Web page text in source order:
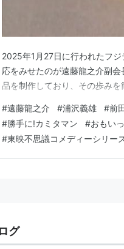
::サッカー選手
2025年1月27日に行われたフ
応をみせたのが遠藤龍之介副
品を制作しており、その歩みを
#遠藤龍之介 #浦沢義雄 #前
#勝手に!カミタマン #おもい
#東映不思議コメディーシリー
グ